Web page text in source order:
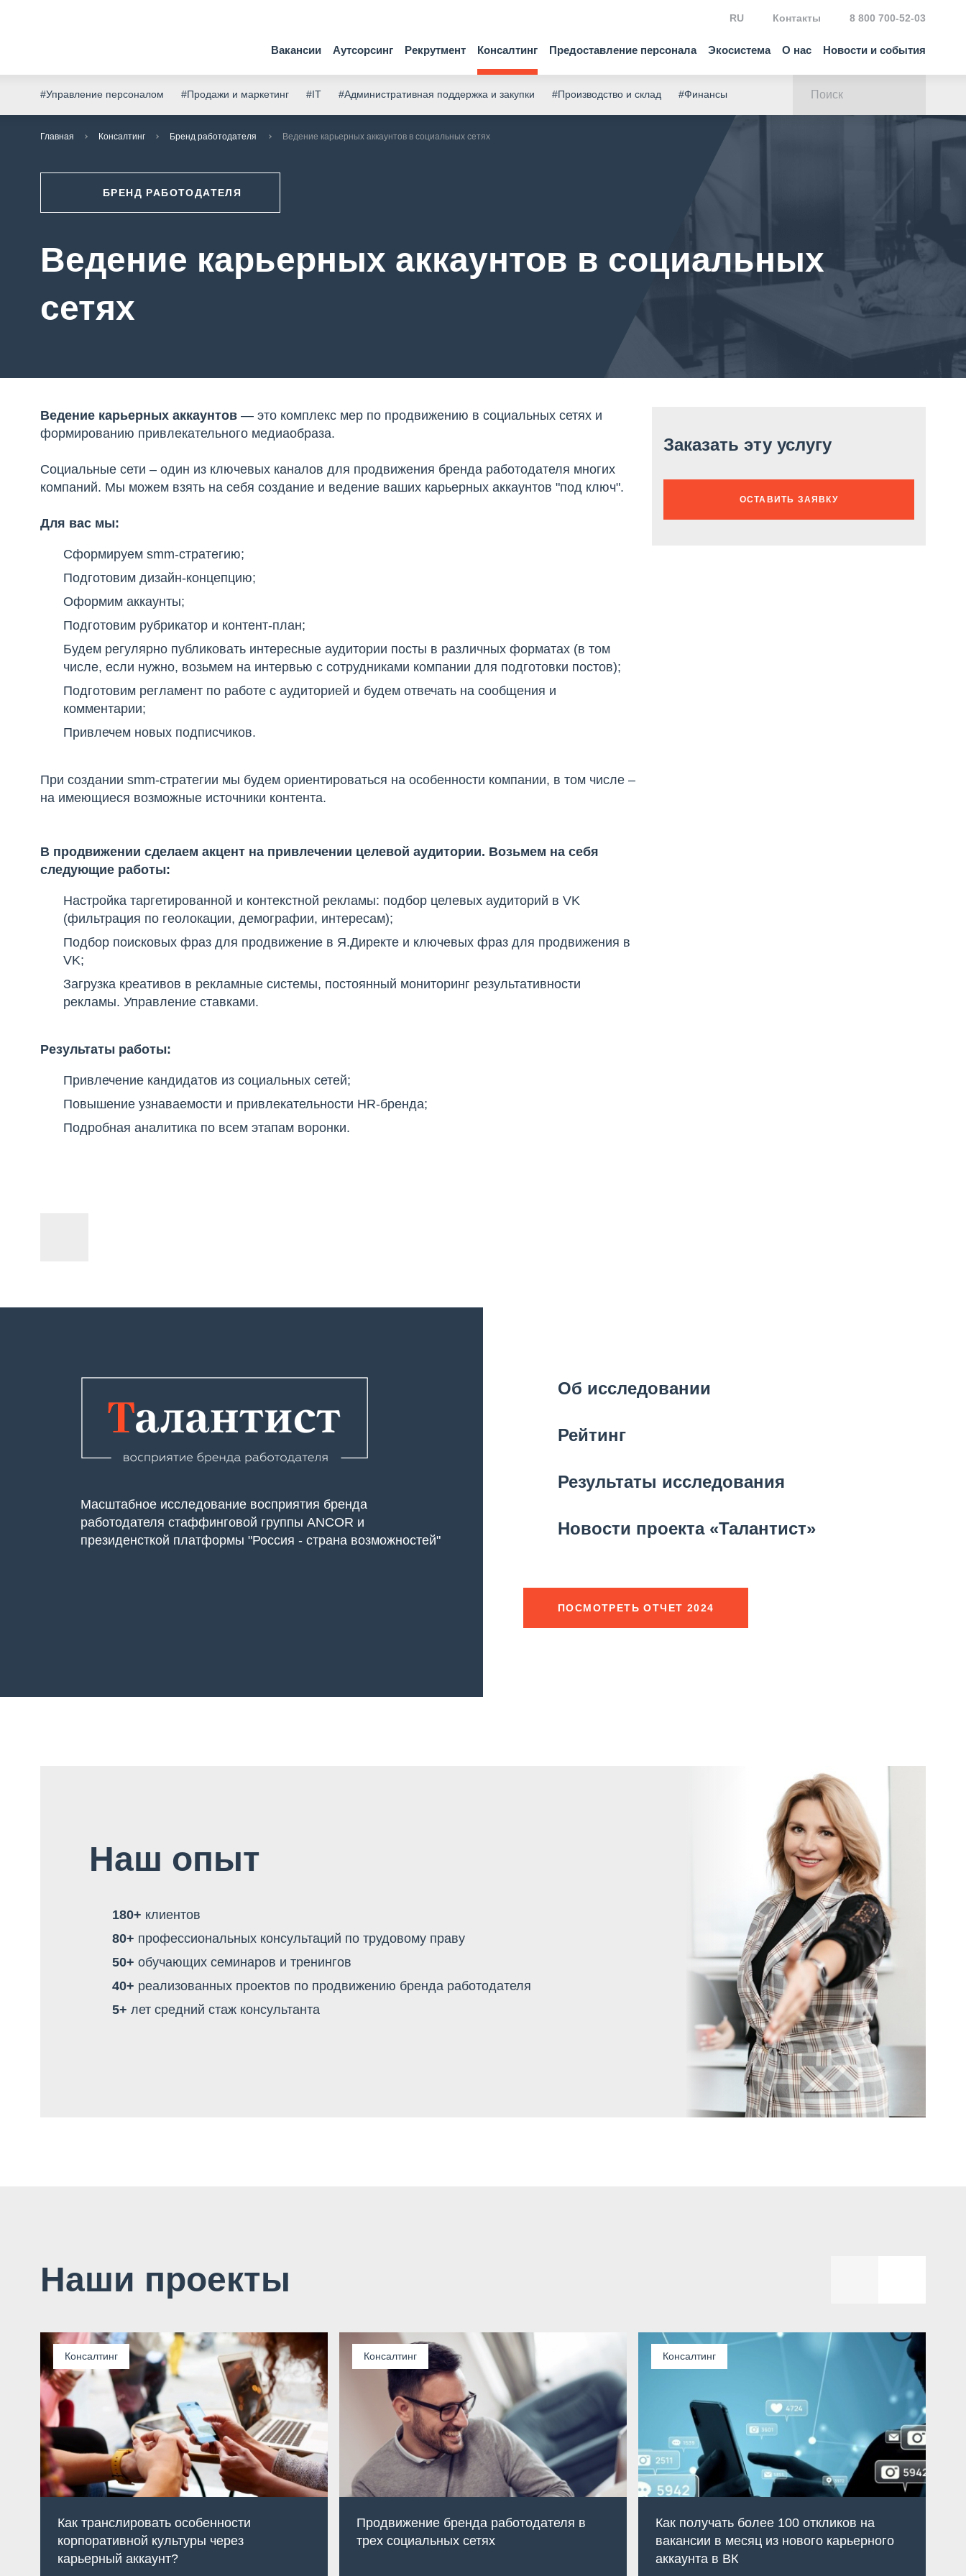
Вакансии Аутсорсинг Рекрутмент Консалтинг Предоставление персонала Экосистема О нас Новости и события
RU Контакты 8 800 700-52-03
#Управление персоналом #Продажи и маркетинг #IT #Административная поддержка и закупки #Производство и склад #Финансы
Главная Консалтинг Бренд работодателя Ведение карьерных аккаунтов в социальных сетях
БРЕНД РАБОТОДАТЕЛЯ
Ведение карьерных аккаунтов в социальных
сетях
Ведение карьерных аккаунтов — это комплекс мер по продвижению в социальных сетях и
формированию привлекательного медиаобраза.
Социальные сети – один из ключевых каналов для продвижения бренда работодателя многих
компаний. Мы можем взять на себя создание и ведение ваших карьерных аккаунтов "под ключ".
Для вас мы:
Сформируем smm-стратегию;
Подготовим дизайн-концепцию;
Оформим аккаунты;
Подготовим рубрикатор и контент-план;
Будем регулярно публиковать интересные аудитории посты в различных форматах (в том
числе, если нужно, возьмем на интервью с сотрудниками компании для подготовки постов);
Подготовим регламент по работе с аудиторией и будем отвечать на сообщения и
комментарии;
Привлечем новых подписчиков.
При создании smm-стратегии мы будем ориентироваться на особенности компании, в том числе –
на имеющиеся возможные источники контента.
В продвижении сделаем акцент на привлечении целевой аудитории. Возьмем на себя
следующие работы:
Настройка таргетированной и контекстной рекламы: подбор целевых аудиторий в VK
(фильтрация по геолокации, демографии, интересам);
Подбор поисковых фраз для продвижение в Я.Директе и ключевых фраз для продвижения в
VK;
Загрузка креативов в рекламные системы, постоянный мониторинг результативности
рекламы. Управление ставками.
Результаты работы:
Привлечение кандидатов из социальных сетей;
Повышение узнаваемости и привлекательности HR-бренда;
Подробная аналитика по всем этапам воронки.
Заказать эту услугу
ОСТАВИТЬ ЗАЯВКУ
Масштабное исследование восприятия бренда
работодателя стаффинговой группы ANCOR и
президенсткой платформы "Россия - страна возможностей"
Об исследовании
Рейтинг
Результаты исследования
Новости проекта «Талантист»
ПОСМОТРЕТЬ ОТЧЕТ 2024
Наш опыт
180+ клиентов
80+ профессиональных консультаций по трудовому праву
50+ обучающих семинаров и тренингов
40+ реализованных проектов по продвижению бренда работодателя
5+ лет средний стаж консультанта
Наши проекты
Консалтинг
Как транслировать особенности
корпоративной культуры через
карьерный аккаунт?
Консалтинг
Продвижение бренда работодателя в
трех социальных сетях
Консалтинг
Как получать более 100 откликов на
вакансии в месяц из нового карьерного
аккаунта в ВК